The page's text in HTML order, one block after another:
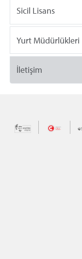
Sicil Lisans
Yurt Müdürlükleri
İletişim